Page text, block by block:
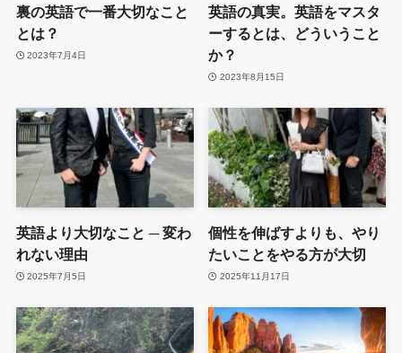
裏の英語で一番大切なこと
とは？
2023年7月4日
英語の真実。英語をマスタ
ーするとは、どういうこと
か？
2023年8月15日
英語より大切なこと ─ 変わ
れない理由
2025年7月5日
個性を伸ばすよりも、やり
たいことをやる方が大切
2025年11月17日